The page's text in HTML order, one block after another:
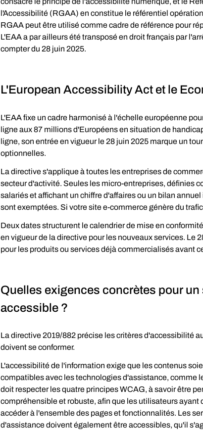
l'Accessibilité (RGAA) en constitue le référentiel
RGAA peut être utilisé comme cadre de référence pour
L'EAA a par ailleurs été transposé en droit français par
compter du 28 juin 2025.
L'European Accessibility Act et le
L'EAA fixe un cadre harmonisé à l'échelle européenne
ligne aux 87 millions d'Européens en situation de
ligne, son entrée en vigueur le 28 juin 2025 marque un
optionnelles.
La directive s'applique à toutes les entreprises de
secteur d'activité. Seules les micro-entreprises, définies
salariés et affichant un chiffre d'affaires ou un bilan
sont exemptées. Si votre site e-commerce génère du
Deux dates structurent le calendrier de mise en
en vigueur de la directive pour les nouveaux services. Le
pour les produits ou services déjà commercialisés avant
Quelles exigences concrètes pour
accessible ?
La directive 2019/882 précise les critères d'accessibilité
doivent se conformer.
L'accessibilité de l'information exige que les contenus
compatibles avec les technologies d'assistance, comme
doit respecter les quatre principes WCAG, à savoir être
compréhensible et robuste, afin que les utilisateurs ayant
accéder à l'ensemble des pages et fonctionnalités. Les
d'assistance doivent également être accessibles, qu'il